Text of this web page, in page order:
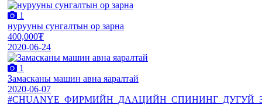
1
нурууны сунгалтын ор зарна
400,000₮
2020-06-24
1
Замасканы машин авна яаралтай
2020-06-07